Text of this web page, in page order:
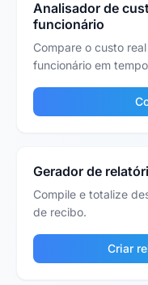
Analisador de
funcionário
Compare o custo
funcionário em
Gerador de
Compile e totalize
de recibo.
Criar